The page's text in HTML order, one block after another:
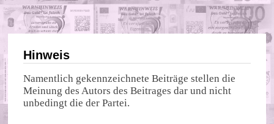
Hinweis
Namentlich gekennzeichnete Beiträge stellen die
Meinung des Autors des Beitrages dar und nicht
unbedingt die der Partei.